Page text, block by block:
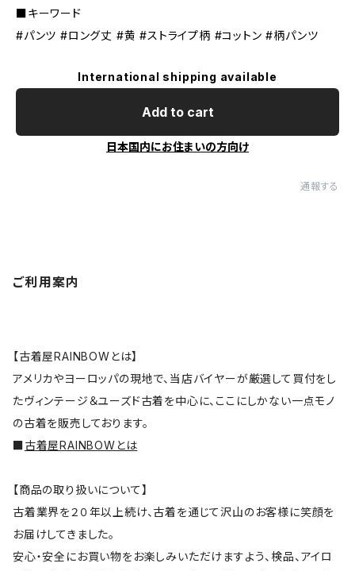
■キーワード
#パンツ #ロング丈 #黄 #ストライプ柄 #コットン #柄パンツ
International shipping available
Add to cart
日本国内にお住まいの方向け
通報する
ご利用案内
【古着屋RAINBOWとは】
アメリカやヨーロッパの現地で、当店バイヤーが厳選して買付をし
たヴィンテージ＆ユーズド古着を中心に、ここにしかない一点モノ
の古着を販売しております。
■古着屋RAINBOWとは
【商品の取り扱いについて】
古着業界を２０年以上続け、古着を通じて沢山のお客様に笑顔を
お届けしてきました。
安心・安全にお買い物をお楽しみいただけますよう、検品、アイロ